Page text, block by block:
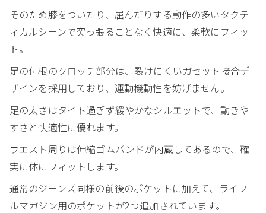
そのため膝をついたり、屈んだりする動作の多いタクテ
ィカルシーンで突っ張ることなく快適に、柔軟にフィッ
ト。
足の付根のクロッチ部分は、裂けにくいガセット接合デ
ザインを採用しており、運動機動性を妨げません。
足の太さはタイト過ぎず緩やかなシルエットで、動きや
すさと快適性に優れます。
ウエスト周りは伸縮ゴムバンドが内蔵してあるので、確
実に体にフィットします。
通常のジーンズ同様の前後のポケットに加えて、ライフ
ルマガジン用のポケットが2つ追加されています。